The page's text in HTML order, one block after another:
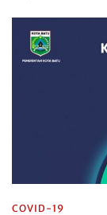
COVID-19